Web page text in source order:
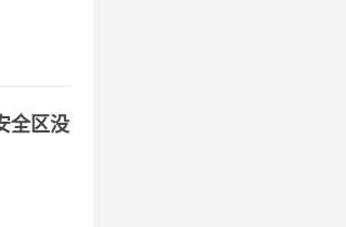
全区没